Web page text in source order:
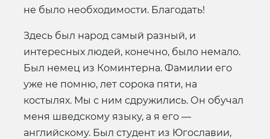
не было необходимости. Благодать!
Здесь был народ самый разный, и
интересных людей, конечно, было немало.
Был немец из Коминтерна. Фамилии его
уже не помню, лет сорока пяти, на
костылях. Мы с ним сдружились. Он обучал
меня шведскому языку, а я его —
английскому. Был студент из Югославии,